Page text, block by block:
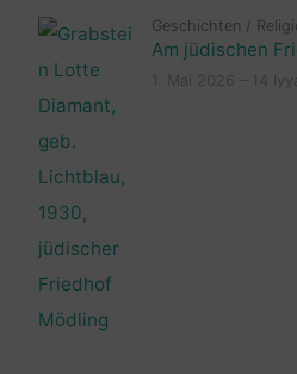
Geschichten /
Am jüdischen